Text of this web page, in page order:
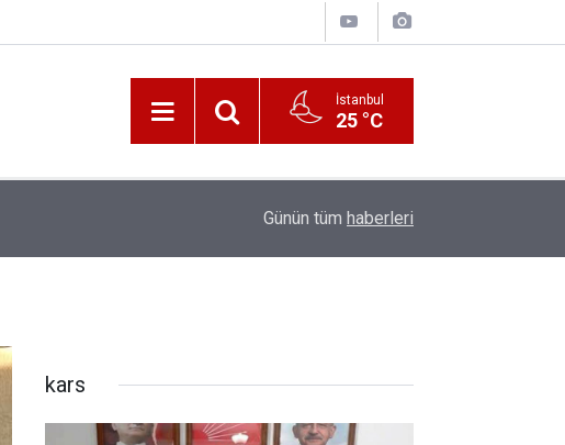
İstanbul
25 °C
Katerina Sarayı ahır saray oldu
Günün tüm haberleri
kars